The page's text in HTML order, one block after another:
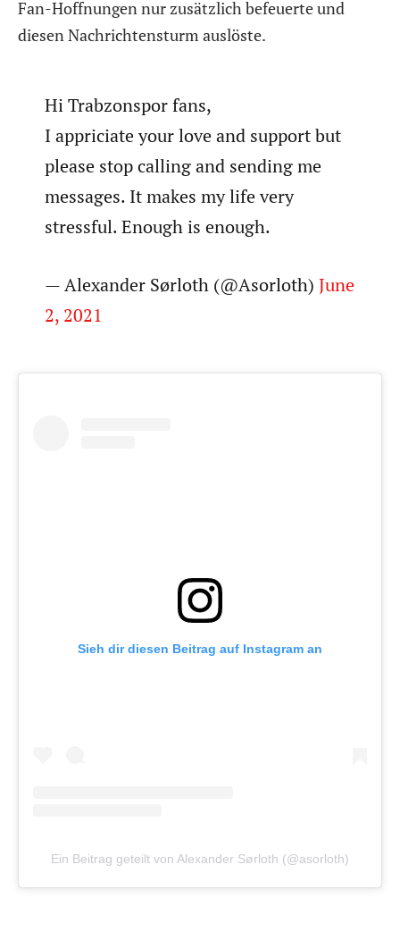
Fan-Hoffnungen nur zusätzlich befeuerte und
diesen Nachrichtensturm auslöste.
Hi Trabzonspor fans,
I appriciate your love and support but
please stop calling and sending me
messages. It makes my life very
stressful. Enough is enough.
— Alexander Sørloth (@Asorloth)June
2, 2021
Sieh dir diesen Beitrag auf Instagram an
Ein Beitrag geteilt von Alexander Sørloth (@asorloth)